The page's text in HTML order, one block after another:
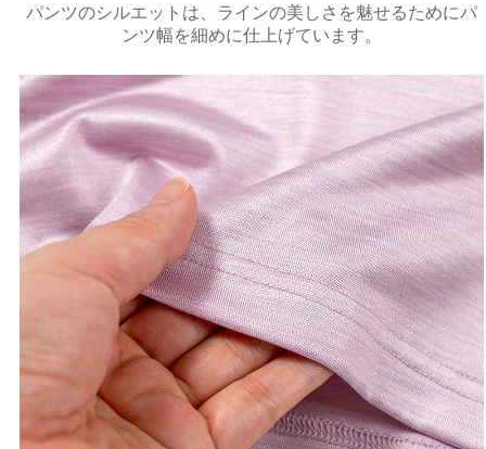
パンツのシルエットは、ラインの美しさを魅せるためにパ
ンツ幅を細めに仕上げています。